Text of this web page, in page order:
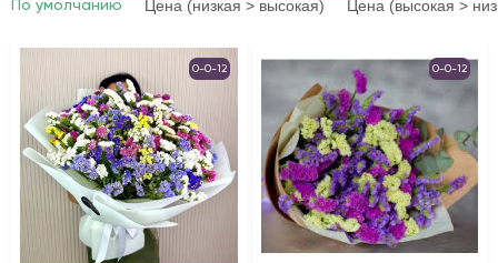
По умолчанию Цена (низкая > высокая) Цена (высокая >
0-0-12 0-0-12